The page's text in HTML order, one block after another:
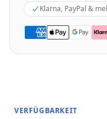
Klarna, PayPal &
VERFÜGBARKEIT